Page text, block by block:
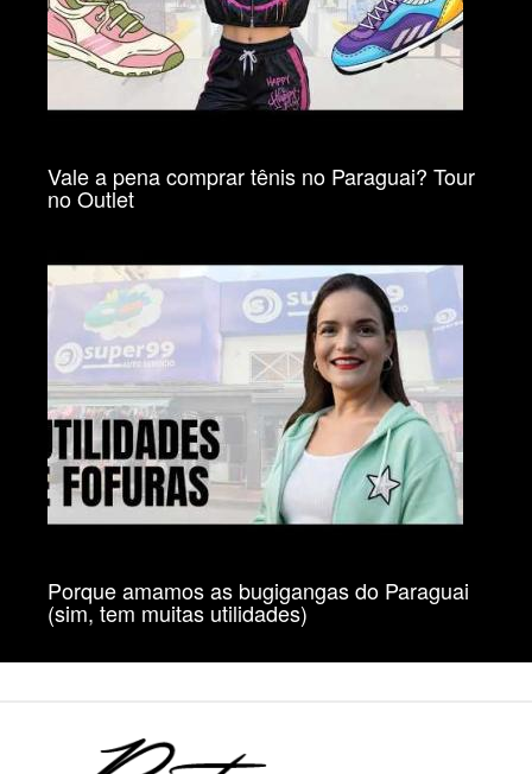
Vale a pena comprar tênis no Paraguai? Tour
no Outlet
Porque amamos as bugigangas do Paraguai
(sim, tem muitas utilidades)